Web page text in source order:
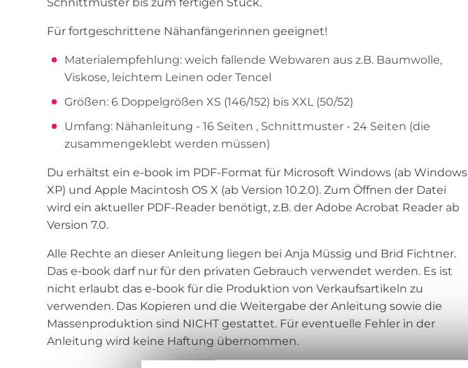
Schnittmuster bis zum fertigen Stück.
Für fortgeschrittene Nähanfängerinnen geeignet!
Materialempfehlung: weich fallende Webwaren aus z.B. Baumwolle,
Viskose, leichtem Leinen oder Tencel
Größen: 6 Doppelgrößen XS (146/152) bis XXL (50/52)
Umfang: Nähanleitung - 16 Seiten , Schnittmuster - 24 Seiten (die
zusammengeklebt werden müssen)
Du erhältst ein e-book im PDF-Format für Microsoft Windows (ab Windows
XP) und Apple Macintosh OS X (ab Version 10.2.0). Zum Öffnen der Datei
wird ein aktueller PDF-Reader benötigt, z.B. der Adobe Acrobat Reader ab
Version 7.0.
Alle Rechte an dieser Anleitung liegen bei Anja Müssig und Brid Fichtner.
Das e-book darf nur für den privaten Gebrauch verwendet werden. Es ist
nicht erlaubt das e-book für die Produktion von Verkaufsartikeln zu
verwenden. Das Kopieren und die Weitergabe der Anleitung sowie die
Massenproduktion sind NICHT gestattet. Für eventuelle Fehler in der
Anleitung wird keine Haftung übernommen.